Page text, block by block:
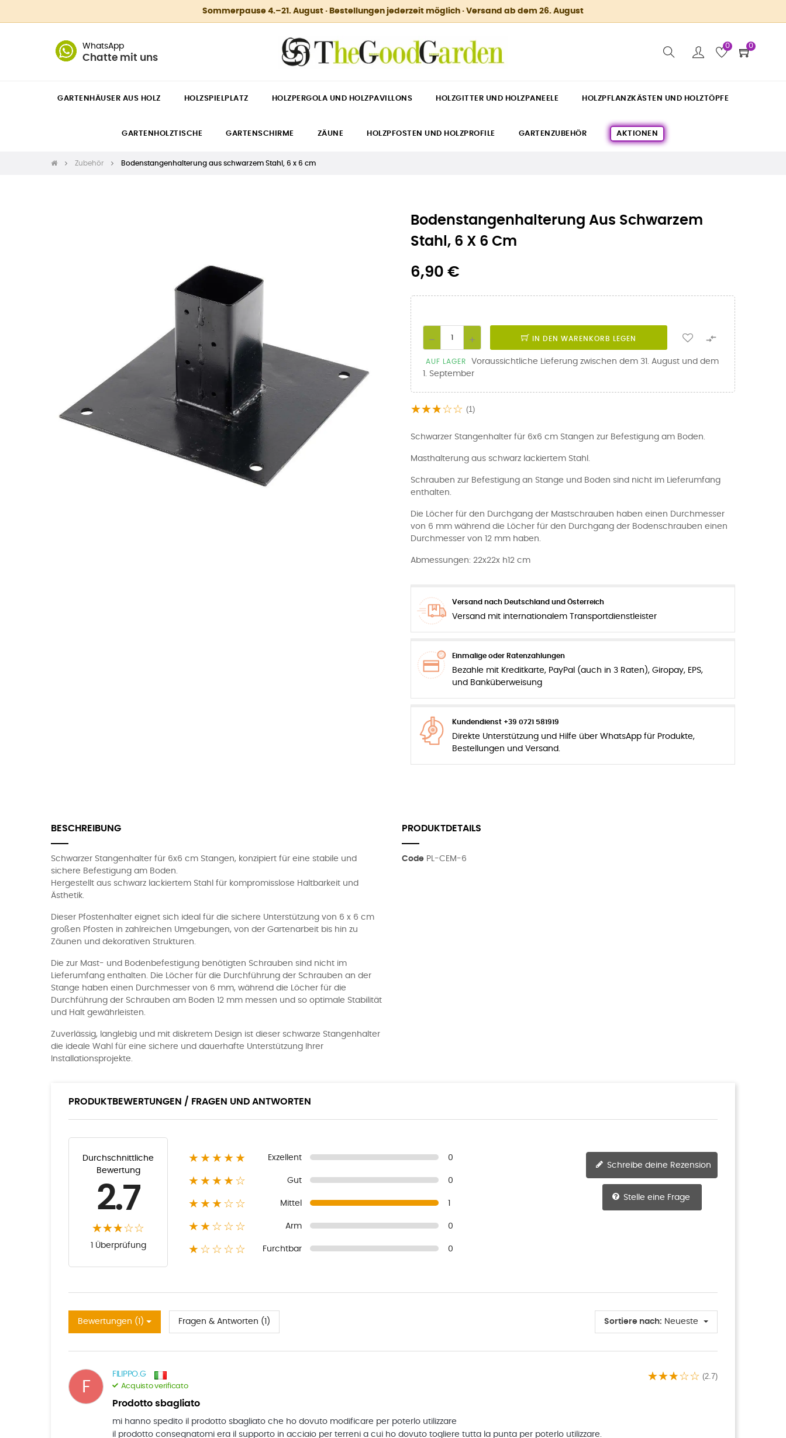
Sommerpause 4.–21. August · Bestellungen jederzeit möglich · Versand ab dem 26. August
WhatsApp
Chatte mit uns
0 0
GARTENHÄUSER AUS HOLZ HOLZSPIELPLATZ HOLZPERGOLA UND HOLZPAVILLONS HOLZGITTER UND HOLZPANEELE HOLZPFLANZKÄSTEN UND HOLZTÖPFE
GARTENHOLZTISCHE GARTENSCHIRME ZÄUNE HOLZPFOSTEN UND HOLZPROFILE GARTENZUBEHÖR AKTIONEN
Zubehör Bodenstangenhalterung aus schwarzem Stahl, 6 x 6 cm
Bodenstangenhalterung Aus Schwarzem
Stahl, 6 X 6 Cm
6,90 €
IN DEN WARENKORB LEGEN 
AUF LAGER
Voraussichtliche Lieferung zwischen dem 31. August und dem
1. September
(1)
Schwarzer Stangenhalter für 6x6 cm Stangen zur Befestigung am Boden.
Masthalterung aus schwarz lackiertem Stahl.
Schrauben zur Befestigung an Stange und Boden sind nicht im Lieferumfang
enthalten.
Die Löcher für den Durchgang der Mastschrauben haben einen Durchmesser
von 6 mm während die Löcher für den Durchgang der Bodenschrauben einen
Durchmesser von 12 mm haben.
Abmessungen: 22x22x h12 cm
Versand nach Deutschland und Österreich
Versand mit internationalem Transportdienstleister
Einmalige oder Ratenzahlungen
Bezahle mit Kreditkarte, PayPal (auch in 3 Raten), Giropay, EPS,
und Banküberweisung
Kundendienst +39 0721 581919
Direkte Unterstützung und Hilfe über WhatsApp für Produkte,
Bestellungen und Versand.
BESCHREIBUNG
Schwarzer Stangenhalter für 6x6 cm Stangen, konzipiert für eine stabile und
sichere Befestigung am Boden.
Hergestellt aus schwarz lackiertem Stahl für kompromisslose Haltbarkeit und
Ästhetik.
Dieser Pfostenhalter eignet sich ideal für die sichere Unterstützung von 6 x 6 cm
großen Pfosten in zahlreichen Umgebungen, von der Gartenarbeit bis hin zu
Zäunen und dekorativen Strukturen.
Die zur Mast- und Bodenbefestigung benötigten Schrauben sind nicht im
Lieferumfang enthalten. Die Löcher für die Durchführung der Schrauben an der
Stange haben einen Durchmesser von 6 mm, während die Löcher für die
Durchführung der Schrauben am Boden 12 mm messen und so optimale Stabilität
und Halt gewährleisten.
Zuverlässig, langlebig und mit diskretem Design ist dieser schwarze Stangenhalter
die ideale Wahl für eine sichere und dauerhafte Unterstützung Ihrer
Installationsprojekte.
PRODUKTDETAILS
Code PL-CEM-6
PRODUKTBEWERTUNGEN / FRAGEN UND ANTWORTEN
Durchschnittliche
Bewertung
2.7
1 Überprüfung
★★★★★ Exzellent 0
★★★★☆ Gut 0
★★★☆☆ Mittel
★★☆☆☆ Arm 0
★☆☆☆☆ Furchtbar 0
Schreibe deine Rezension
Stelle eine Frage
Bewertungen (1) Fragen & Antworten (1) Sortiere nach: Neueste
F
FILIPPO.G
Acquisto verificato
(2.7)
prodotto sbagliato
mi hanno spedito il prodotto sbagliato che ho dovuto modificare per poterlo utilizzare
il prodotto consegnatomi era il supporto in acciaio per terreni a cui ho dovuto togliere tutta la punta per poterlo utilizzare.